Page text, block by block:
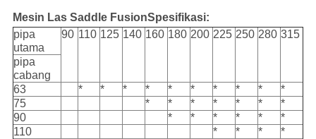
Mesin Las Saddle FusionSpesifikasi:
pipa
utama
90 110 125 140 160 180 200 225 250 280 315
pipa
cabang
63
* * * * * * * * *
*
75
* * * * * *
*
90
* * * * *
*
110
* * *
*